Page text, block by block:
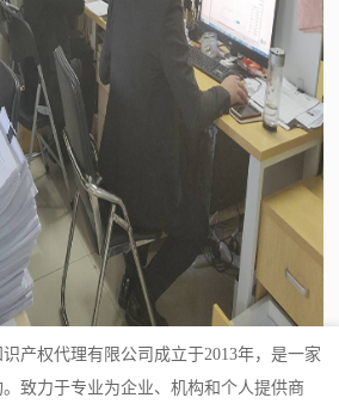
产权代理有限公司成立于2013年，是一家
致力于专业为企业、机构和个人提供商